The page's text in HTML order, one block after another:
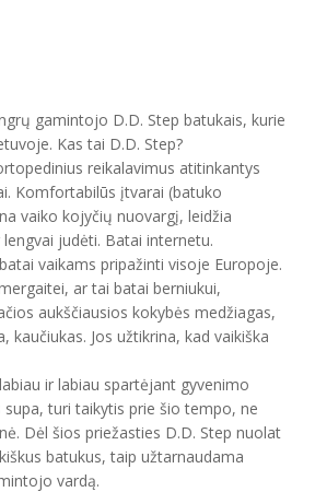
gamintojo D.D. Step batukais, kurie
Kas tai D.D. Step?
reikalavimus atitinkantys
Komfortabilūs įtvarai (batuko
vaiko kojyčių nuovargį, leidžia
judėti. Batai internetu.
vaikams pripažinti visoje Europoje.
ar tai batai berniukui,
aukščiausios kokybės medžiagas,
kaučiukas. Jos užtikrina, kad vaikiška
ir labiau spartėjant gyvenimo
turi taikytis prie šio tempo, ne
Dėl šios priežasties D.D. Step nuolat
batukus, taip užtarnaudama
vardą.